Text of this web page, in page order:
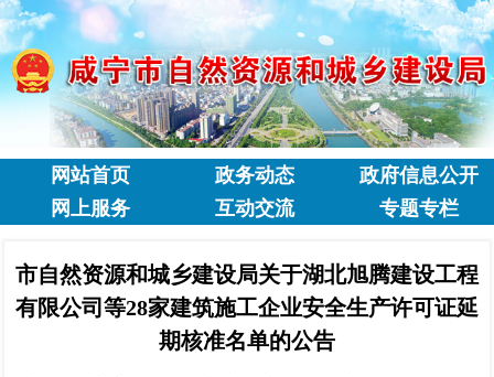
网站首页 政务动态
政府信息公开
网上服务
互动交流 专题专栏
市自然资源和城乡建设局关于湖北旭腾建设工程
有限公司等28家建筑施工企业安全生产许可证延
期核准名单的公告